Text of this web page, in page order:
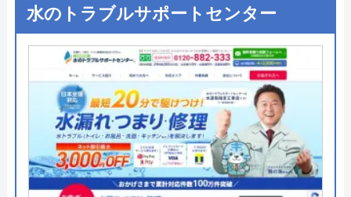
クラシアンの基本情報
運営会社 株式会社クラシアン
代表者 今田健治
創業・設立 1991年6月21日創業
所在地
〒222-0033
横浜市港北区新横浜3-1-9 アリーナタ
ワー13階
●定休日 年中無休
●出張見積もり 出張見積もり無料
●支払い方法
現金・銀行振込・各種クレジット
カード・コンビニ後払い・QR決済
●累計実績 ―
●保証・保険 ３年間保証
水のトラブルサポートセンター